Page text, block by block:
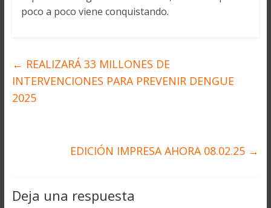
poco a poco viene conquistando.
← REALIZARÁ 33 MILLONES DE
INTERVENCIONES PARA PREVENIR DENGUE
2025
EDICIÓN IMPRESA AHORA 08.02.25 →
Deja una respuesta